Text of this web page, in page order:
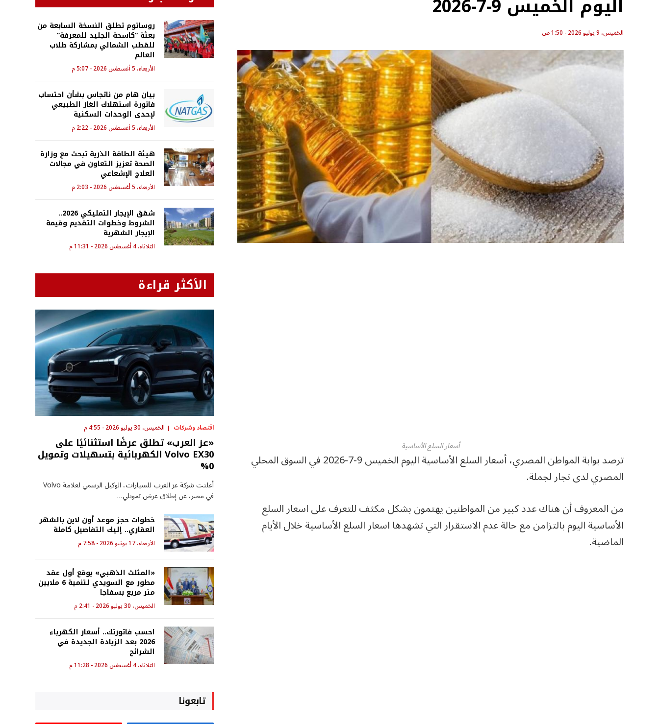
اليوم الخميس 9-7-2026
الخميس، 9 يوليو 2026 - 1:50 ص
أسعار السلع الأساسية
ترصد بوابة المواطن المصري، أسعار السلع الأساسية اليوم الخميس 9-7-2026 في السوق المحلي
المصري لدى تجار لجملة.
من المعروف أن هناك عدد كبير من المواطنين يهتمون بشكل مكثف للتعرف على اسعار السلع
الأساسية اليوم بالتزامن مع حالة عدم الاستقرار التي تشهدها اسعار السلع الأساسية خلال الأيام
الماضية.
روساتوم تطلق النسخة السابعة من
بعثة “كاسحة الجليد للمعرفة”
للقطب الشمالي بمشاركة طلاب
العالم
الأربعاء، 5 أغسطس 2026 - 5:07 م
بيان هام من ناتجاس بشأن احتساب
فاتورة استهلاك الغاز الطبيعي
لإحدى الوحدات السكنية
الأربعاء، 5 أغسطس 2026 - 2:22 م
هيئة الطاقة الذرية تبحث مع وزارة
الصحة تعزيز التعاون في مجالات
العلاج الإشعاعي
الأربعاء، 5 أغسطس 2026 - 2:03 م
شقق الإيجار التمليكي 2026..
الشروط وخطوات التقديم وقيمة
الإيجار الشهرية
الثلاثاء، 4 أغسطس 2026 - 11:31 م
الأكثر قراءة
اقتصاد وشركات الخميس، 30 يوليو 2026 - 4:55 م
«عز العرب» تطلق عرضًا استثنائيًا على
Volvo EX30 الكهربائية بتسهيلات وتمويل
0%
أعلنت شركة عز العرب للسيارات، الوكيل الرسمي لعلامة Volvo
في مصر، عن إطلاق عرض تمويلي…
خطوات حجز موعد أون لاين بالشهر
العقاري.. إليك التفاصيل كاملة
الأربعاء، 17 يونيو 2026 - 7:58 م
«المثلث الذهبي» يوقع أول عقد
مطور مع السويدي لتنمية 6 ملايين
متر مربع بسفاجا
الخميس، 30 يوليو 2026 - 2:41 م
احسب فاتورتك.. أسعار الكهرباء
2026 بعد الزيادة الجديدة في
الشرائح
الثلاثاء، 4 أغسطس 2026 - 11:28 م
تابعونا